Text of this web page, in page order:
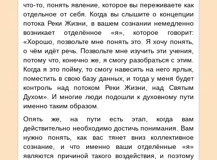
что-то, понять явление, которое вы переживаете как
отдельное от себя. Когда вы слышите о концепции
потока Реки Жизни, в вашем сознании немедленно
возникает отделённое «я», которое говорит:
«Хорошо, позвольте мне понять это. Я хочу понять,
о чём идёт речь. Позвольте мне изучить эти учения,
потому что, конечно же, я смогу разобраться с этим.
Когда я это пойму, то смогу навесить на него ярлык,
поместить в свою базу данных, и тогда у меня будет
контроль над потоком Реки Жизни, над Святым
Духом». И многие люди подошли к духовному пути
именно таким образом.
Опять же, на пути есть этап, когда вам
действительно необходимо достичь понимания. Вам
нужно понять, как вас тянет вниз коллективное
сознание, и что именно ваши отделённые «я»
являются причиной такого воздействия, и поэтому